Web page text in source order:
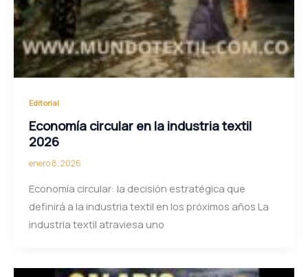
Editorial
Economía circular en la industria textil
2026
enero 8, 2026
Economía circular: la decisión estratégica que
definirá a la industria textil en los próximos años La
industria textil atraviesa uno